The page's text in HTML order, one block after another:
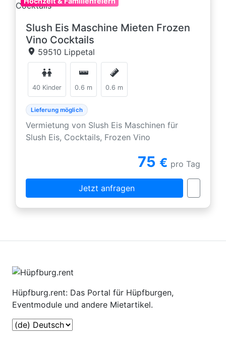
Slush Eis Maschine Mieten Frozen
Vino Cocktails
59510 Lippetal
40 Kinder 0.6 m 0.6 m
Lieferung möglich
Vermietung von Slush Eis Maschinen für
Slush Eis, Cocktails, Frozen Vino
75 € pro Tag
Jetzt anfragen
Hüpfburg.rent: Das Portal für Hüpfburgen,
Eventmodule und andere Mietartikel.